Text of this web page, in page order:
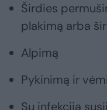
Širdies
plakimą arba
Alpimą
Pykinimą ir
Su infekcija